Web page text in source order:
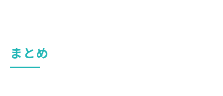
まとめ